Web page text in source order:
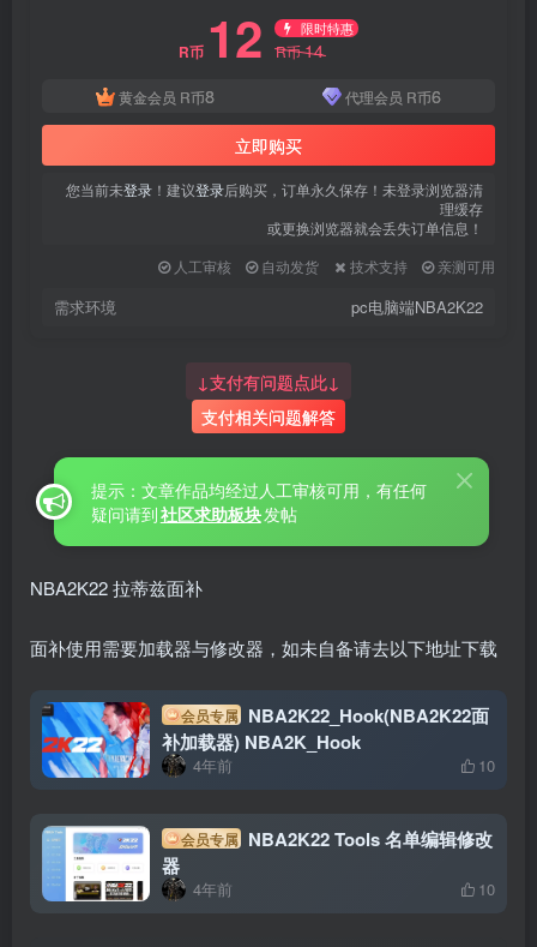
R币 12 限时特惠
R币14
黄金会员 R币8 代理会员 R币6
立即购买
您当前未登录 ！建议登录后购买，订单永久保存！未登录浏览器清
理缓存
或更换浏览器就会丢失订单信息！
人工审核
自动发货 技术支持 亲测可用
需求环境 pc电脑端NBA2K22
↓支付有问题点此↓
支付相关问题解答
提示：文章作品均经过人工审核可用，有任何
疑问请到社区求助板块发帖
NBA2K22 拉蒂兹面补
面补使用需要加载器与修改器，如未自备请去以下地址下载
会员专属 NBA2K22_Hook(NBA2K22面
补加载器) NBA2K_Hook
4年前 10
会员专属 NBA2K22 Tools 名单编辑修改
器
4年前 10